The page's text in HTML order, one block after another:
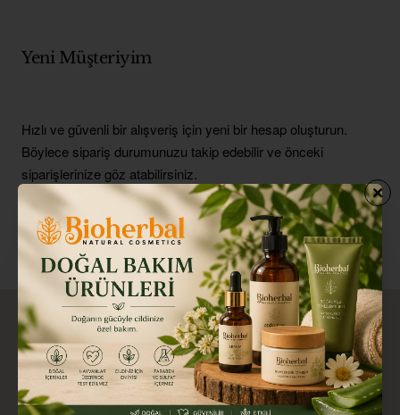
Yeni Müşteriyim
Hızlı ve güvenli bir alışveriş için yeni bir hesap oluşturun.
Böylece sipariş durumunuzu takip edebilir ve önceki
siparişlerinize göz atabilirsiniz.
Devam
Doğanın Gücünü Keşfet